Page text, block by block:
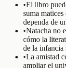
•El libro
suma
dependa de
•Natacha no
cómo la
de la
•La amistad
ampliar el